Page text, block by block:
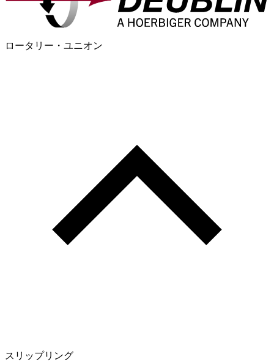
ロータリー・ユニオン
スリップリング